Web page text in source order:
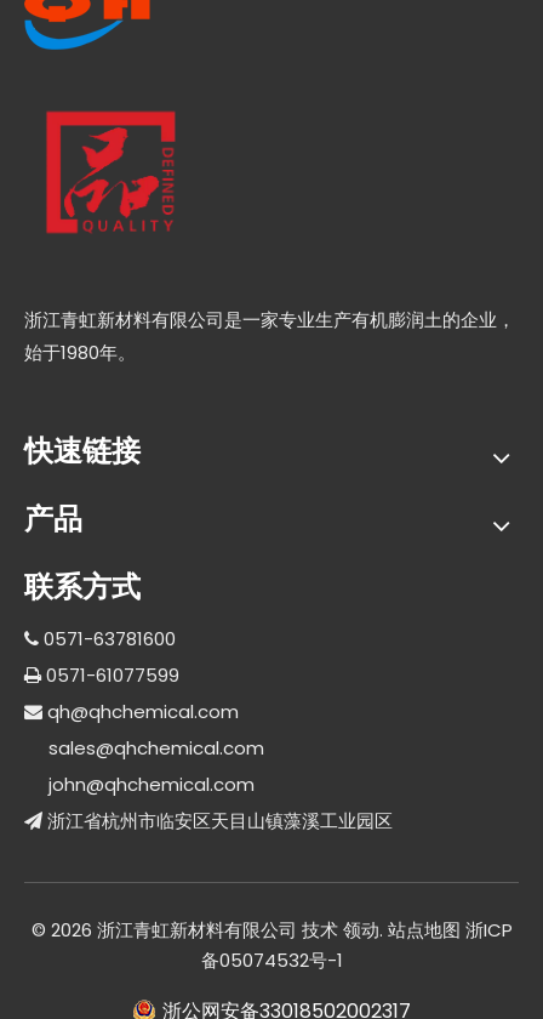
浙江青虹新材料有限公司是一家专业生产有机膨润土的企业，
始于1980年。
快速链接
产品
联系方式
 0571-63781600
0571-61077599
 qh@qhchemical.com
sales@qhchemical.com
john@qhchemical.com
 浙江省杭州市临安区天目山镇藻溪工业园区
© 2026 浙江青虹新材料有限公司 技术领动. 站点地图 浙ICP
备05074532号-1
浙公网安备33018502002317